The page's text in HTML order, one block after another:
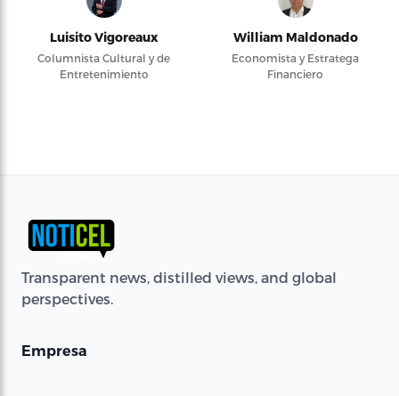
Luisito Vigoreaux
Columnista Cultural y de
Entretenimiento
William Maldonado
Economista y Estratega
Financiero
Transparent news, distilled views, and global
perspectives.
Empresa